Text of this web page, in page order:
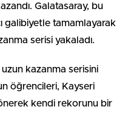
Galatasaray, bu
galibiyetle tamamlayarak
serisi yakaladı.
kazanma serisini
öğrencileri, Kayseri
kendi rekorunu bir